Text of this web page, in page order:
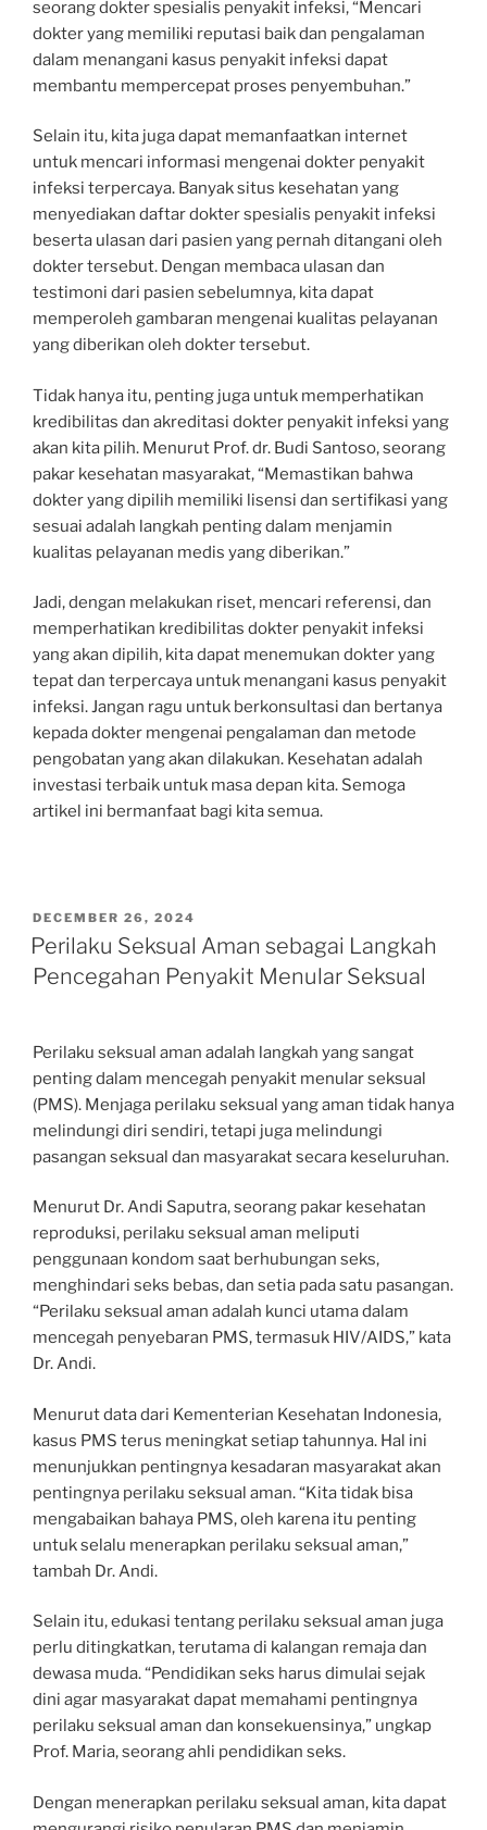
seorang dokter spesialis penyakit infeksi, “Mencari
dokter yang memiliki reputasi baik dan pengalaman
dalam menangani kasus penyakit infeksi dapat
membantu mempercepat proses penyembuhan.”
Selain itu, kita juga dapat memanfaatkan internet
untuk mencari informasi mengenai dokter penyakit
infeksi terpercaya. Banyak situs kesehatan yang
menyediakan daftar dokter spesialis penyakit infeksi
beserta ulasan dari pasien yang pernah ditangani oleh
dokter tersebut. Dengan membaca ulasan dan
testimoni dari pasien sebelumnya, kita dapat
memperoleh gambaran mengenai kualitas pelayanan
yang diberikan oleh dokter tersebut.
Tidak hanya itu, penting juga untuk memperhatikan
kredibilitas dan akreditasi dokter penyakit infeksi yang
akan kita pilih. Menurut Prof. dr. Budi Santoso, seorang
pakar kesehatan masyarakat, “Memastikan bahwa
dokter yang dipilih memiliki lisensi dan sertifikasi yang
sesuai adalah langkah penting dalam menjamin
kualitas pelayanan medis yang diberikan.”
Jadi, dengan melakukan riset, mencari referensi, dan
memperhatikan kredibilitas dokter penyakit infeksi
yang akan dipilih, kita dapat menemukan dokter yang
tepat dan terpercaya untuk menangani kasus penyakit
infeksi. Jangan ragu untuk berkonsultasi dan bertanya
kepada dokter mengenai pengalaman dan metode
pengobatan yang akan dilakukan. Kesehatan adalah
investasi terbaik untuk masa depan kita. Semoga
artikel ini bermanfaat bagi kita semua.
POSTED
ON
DECEMBER 26, 2024
Perilaku Seksual Aman sebagai Langkah
Pencegahan Penyakit Menular Seksual
Perilaku seksual aman adalah langkah yang sangat
penting dalam mencegah penyakit menular seksual
(PMS). Menjaga perilaku seksual yang aman tidak hanya
melindungi diri sendiri, tetapi juga melindungi
pasangan seksual dan masyarakat secara keseluruhan.
Menurut Dr. Andi Saputra, seorang pakar kesehatan
reproduksi, perilaku seksual aman meliputi
penggunaan kondom saat berhubungan seks,
menghindari seks bebas, dan setia pada satu pasangan.
“Perilaku seksual aman adalah kunci utama dalam
mencegah penyebaran PMS, termasuk HIV/AIDS,” kata
Dr. Andi.
Menurut data dari Kementerian Kesehatan Indonesia,
kasus PMS terus meningkat setiap tahunnya. Hal ini
menunjukkan pentingnya kesadaran masyarakat akan
pentingnya perilaku seksual aman. “Kita tidak bisa
mengabaikan bahaya PMS, oleh karena itu penting
untuk selalu menerapkan perilaku seksual aman,”
tambah Dr. Andi.
Selain itu, edukasi tentang perilaku seksual aman juga
perlu ditingkatkan, terutama di kalangan remaja dan
dewasa muda. “Pendidikan seks harus dimulai sejak
dini agar masyarakat dapat memahami pentingnya
perilaku seksual aman dan konsekuensinya,” ungkap
Prof. Maria, seorang ahli pendidikan seks.
Dengan menerapkan perilaku seksual aman, kita dapat